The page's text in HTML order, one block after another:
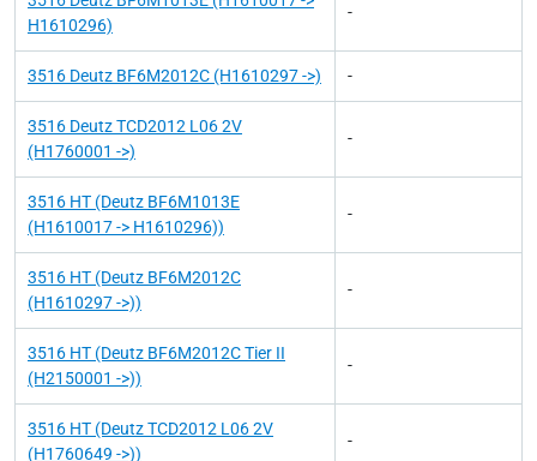
H1610296)
-
3516 Deutz BF6M2012C (H1610297 ->) -
3516 Deutz TCD2012 L06 2V
(H1760001 ->)
-
3516 HT (Deutz BF6M1013E
(H1610017 -> H1610296))
-
3516 HT (Deutz BF6M2012C
(H1610297 ->))
-
3516 HT (Deutz BF6M2012C Tier II
(H2150001 ->))
-
3516 HT (Deutz TCD2012 L06 2V
(H1760649 ->))
-